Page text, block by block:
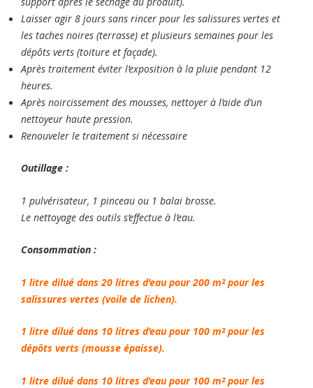
Laisser agir 8 jours sans rincer pour les salissures vertes et
les taches noires (terrasse) et plusieurs semaines pour les
dépôts verts (toiture et façade).
Après traitement éviter l’exposition à la pluie pendant 12
heures.
Après noircissement des mousses, nettoyer à l’aide d’un
nettoyeur haute pression.
Renouveler le traitement si nécessaire
Outillage :
1 pulvérisateur, 1 pinceau ou 1 balai brosse.
Le nettoyage des outils s’effectue à l’eau.
Consommation :
1 litre dilué dans 20 litres d’eau pour 200 m² pour les
salissures vertes (voile de lichen).
1 litre dilué dans 10 litres d’eau pour 100 m² pour les
dépôts verts (mousse épaisse).
1 litre dilué dans 10 litres d’eau pour 100 m² pour les